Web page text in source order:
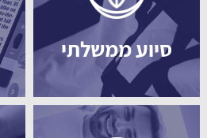
סיוע ממשלתי